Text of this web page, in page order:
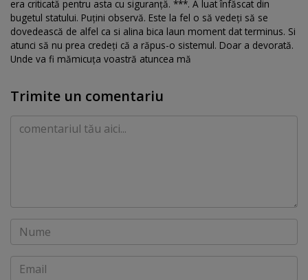
era criticată pentru asta cu siguranță. ***. A luat înfăscat din
bugetul statului. Puțini observă. Este la fel o să vedeți să se
dovedească de alfel ca si alina bica laun moment dat terminus. Si
atunci să nu prea credeți că a răpus-o sistemul. Doar a devorată.
Unde va fi mămicuța voastră atuncea mă
Trimite un comentariu
Comentariu
Nume
Email